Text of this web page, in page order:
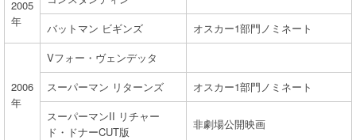
2005
年
バットマン ビギンズ
オスカー1部門ノミネート
2006
年
Vフォー・ヴェンデッタ
スーパーマン リターンズ
オスカー1部門ノミネート
スーパーマンII リチャー
ド・ドナーCUT版
非劇場公開映画